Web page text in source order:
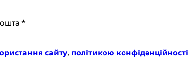
*
сайту, політикою конфіденційності